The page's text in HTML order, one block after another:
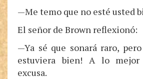
—Me temo que no esté usted
El señor de Brown reflexionó:
—Ya sé que sonará raro,
estuviera bien! A lo
excusa.